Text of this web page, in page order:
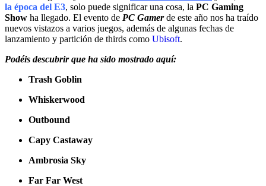
la época del E3, solo puede significar una cosa, la PC Gaming
Show ha llegado. El evento de PC Gamerde este año nos ha traído
nuevos vistazos a varios juegos, además de algunas fechas de
lanzamiento y partición de thirds como Ubisoft.
Podéis descubrir que ha sido mostrado aquí:
Trash Goblin
Whiskerwood
Outbound
Capy Castaway
Ambrosia Sky
Far Far West